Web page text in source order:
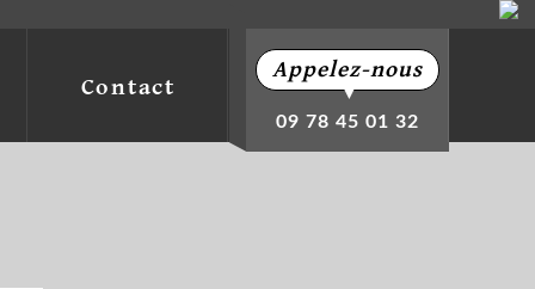
Contact
Appelez-nous
▼
09 78 45 01 32